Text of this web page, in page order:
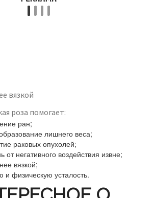
роза помогает:
ран;
лишнего веса;
раковых опухолей;
негативного воздействия извне;
вязкой;
и физическую усталость.